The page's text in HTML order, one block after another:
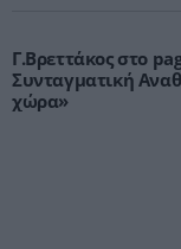
Γ.Βρεττάκος στο
Συνταγματική
χώρα»